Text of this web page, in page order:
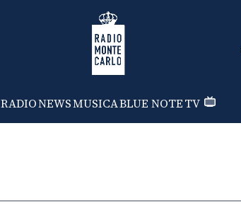
Radio Monte Carlo
RADIONEWSMUSICABLUE NOTETV